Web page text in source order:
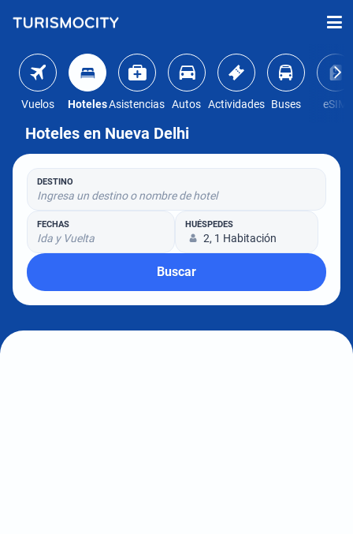
Vuelos HotelesAsistencias Autos Actividades Buses eSIM
Hoteles en Nueva Delhi
DESTINO
Ingresa un destino o nombre de hotel
FECHAS
Ida y Vuelta
HUÉSPEDES
2, 1 Habitación
Buscar